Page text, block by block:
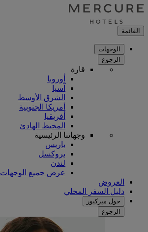
القائمة
الوجهات
الرجوع
قارة
أوروبا
آسيا
الشرق الأوسط
أمريكا الجنوبية
أفريقيا
المحيط الهادئ
وجهاتنا الرئيسية
باريس
بروكسل
لندن
عرض جميع الوجهات
العروض
دليل السفر المحلي
حول ميركيور
الرجوع